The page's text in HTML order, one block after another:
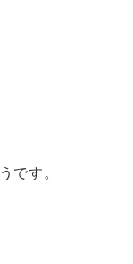
です。